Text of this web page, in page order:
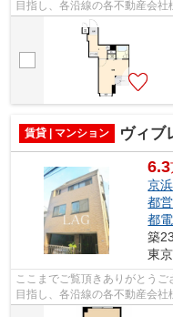
目指し、各沿線の各不動産会
様へ提供しております！最新の
賃貸 | マンション ヴィブ
6.3
京
都
都
築
東
ここまでご覧頂きありがとう
目指し、各沿線の各不動産会
様へ提供しております！最新の